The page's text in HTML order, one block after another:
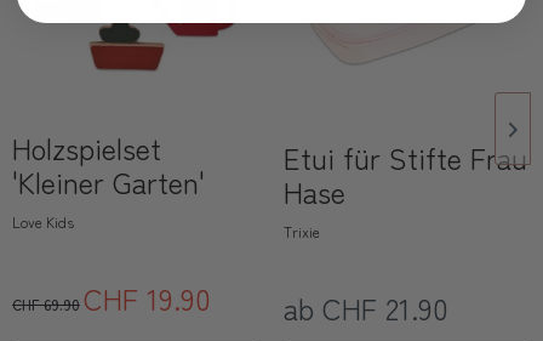
Holzspielset
'Kleiner Garten'
Love Kids
CHF 69.90CHF 19.90
Etui für Stifte Frau
Hase
Trixie
ab CHF 21.90